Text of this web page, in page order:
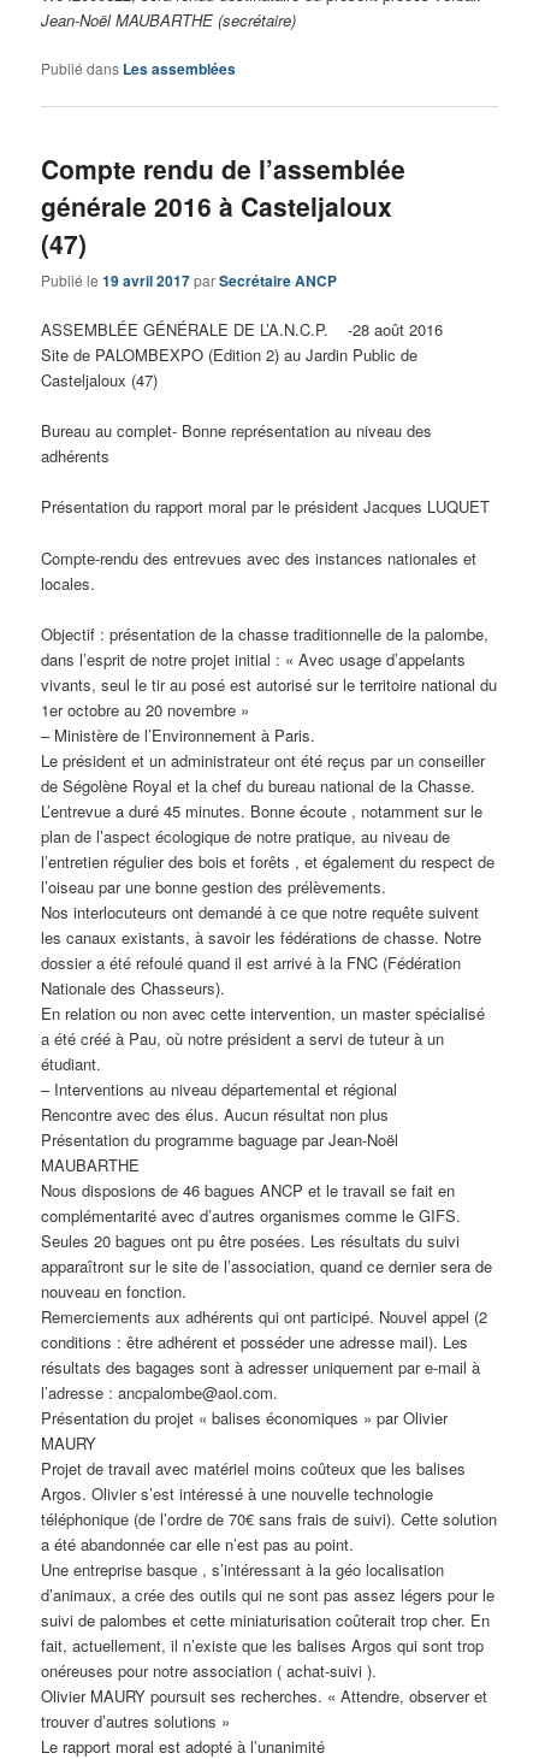
Jean-Noël MAUBARTHE (secrétaire)
Publié dans Les assemblées
Compte rendu de l’assemblée
générale 2016 à Casteljaloux
(47)
Publié le19 avril 2017parSecrétaire ANCP
ASSEMBLÉE GÉNÉRALE DE L’A.N.C.P. -28 août 2016
Site de PALOMBEXPO (Edition 2) au Jardin Public de
Casteljaloux (47)
Bureau au complet- Bonne représentation au niveau des
adhérents
Présentation du rapport moral par le président Jacques LUQUET
Compte-rendu des entrevues avec des instances nationales et
locales.
Objectif : présentation de la chasse traditionnelle de la palombe,
dans l’esprit de notre projet initial : « Avec usage d’appelants
vivants, seul le tir au posé est autorisé sur le territoire national du
1er octobre au 20 novembre »
– Ministère de l’Environnement à Paris.
Le président et un administrateur ont été reçus par un conseiller
de Ségolène Royal et la chef du bureau national de la Chasse.
L’entrevue a duré 45 minutes. Bonne écoute , notamment sur le
plan de l’aspect écologique de notre pratique, au niveau de
l’entretien régulier des bois et forêts , et également du respect de
l’oiseau par une bonne gestion des prélèvements.
Nos interlocuteurs ont demandé à ce que notre requête suivent
les canaux existants, à savoir les fédérations de chasse. Notre
dossier a été refoulé quand il est arrivé à la FNC (Fédération
Nationale des Chasseurs).
En relation ou non avec cette intervention, un master spécialisé
a été créé à Pau, où notre président a servi de tuteur à un
étudiant.
– Interventions au niveau départemental et régional
Rencontre avec des élus. Aucun résultat non plus
Présentation du programme baguage par Jean-Noël
MAUBARTHE
Nous disposions de 46 bagues ANCP et le travail se fait en
complémentarité avec d’autres organismes comme le GIFS.
Seules 20 bagues ont pu être posées. Les résultats du suivi
apparaîtront sur le site de l’association, quand ce dernier sera de
nouveau en fonction.
Remerciements aux adhérents qui ont participé. Nouvel appel (2
conditions : être adhérent et posséder une adresse mail). Les
résultats des bagages sont à adresser uniquement par e-mail à
l’adresse : ancpalombe@aol.com.
Présentation du projet « balises économiques » par Olivier
MAURY
Projet de travail avec matériel moins coûteux que les balises
Argos. Olivier s’est intéressé à une nouvelle technologie
téléphonique (de l’ordre de 70€ sans frais de suivi). Cette solution
a été abandonnée car elle n’est pas au point.
Une entreprise basque , s’intéressant à la géo localisation
d’animaux, a crée des outils qui ne sont pas assez légers pour le
suivi de palombes et cette miniaturisation coûterait trop cher. En
fait, actuellement, il n’existe que les balises Argos qui sont trop
onéreuses pour notre association ( achat-suivi ).
Olivier MAURY poursuit ses recherches. « Attendre, observer et
trouver d’autres solutions »
Le rapport moral est adopté à l’unanimité